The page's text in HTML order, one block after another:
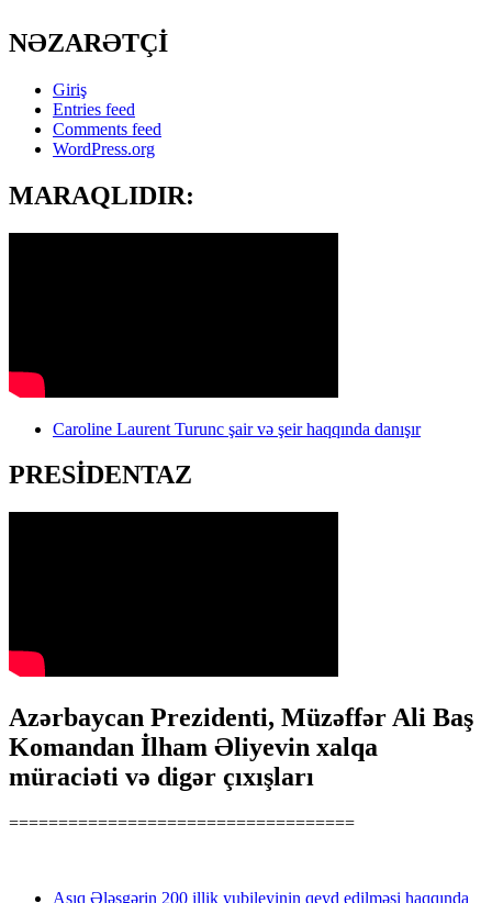
NƏZARƏTÇİ
Giriş
Entries feed
Comments feed
WordPress.org
MARAQLIDIR:
Caroline Laurent Turunc şair və şeir haqqında danışır
PRESİDENTAZ
Azərbaycan Prezidenti, Müzəffər Ali Baş
Komandan İlham Əliyevin xalqa
müraciəti və digər çıxışları
===================================
Aşıq Ələsgərin 200 illik yubileyinin qeyd edilməsi haqqında